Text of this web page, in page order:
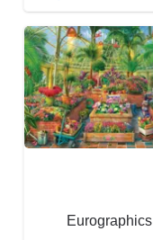
Eurographics